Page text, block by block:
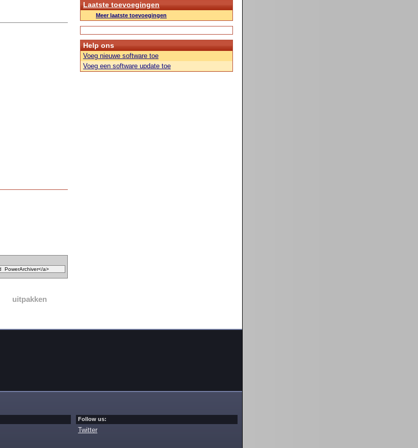
uitpakken
Laatste toevoegingen
Meer laatste toevoegingen
Help ons
Voeg nieuwe software toe
Voeg een software update toe
Follow us:
Twitter